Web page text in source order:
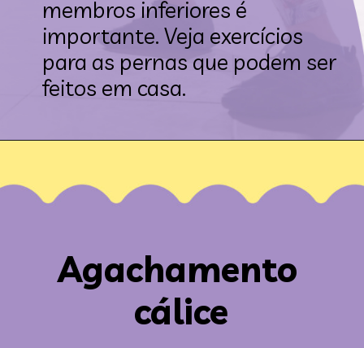
membros inferiores é
importante. Veja exercícios
para as pernas que podem ser
feitos em casa.
Agachamento
cálice